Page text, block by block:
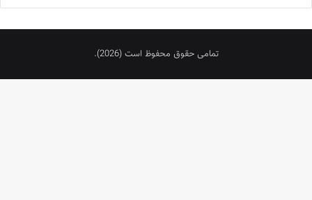
تمامی حقوق محفوظ است (2026).